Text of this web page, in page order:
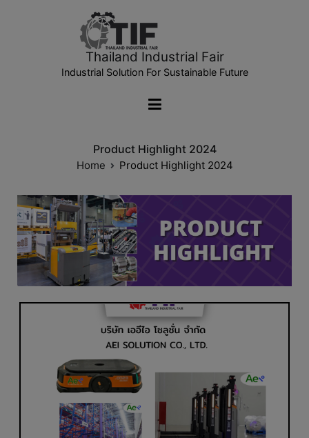
Thailand Industrial Fair
Industrial Solution For Sustainable Future
Product Highlight 2024
Home Product Highlight 2024